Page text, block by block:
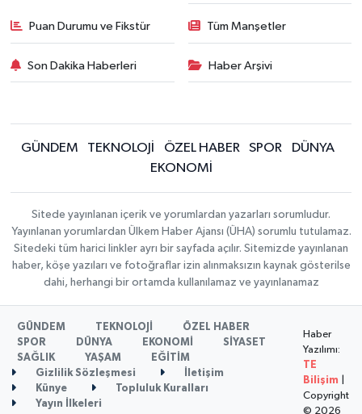
Puan Durumu ve Fikstür Tüm Manşetler
Son Dakika Haberleri Haber Arşivi
GÜNDEM TEKNOLOJİ ÖZEL HABER SPOR
DÜNYA
EKONOMİ
Sitede yayınlanan içerik ve yorumlardan yazarları sorumludur.
Yayınlanan yorumlardan Ülkem Haber Ajansı (ÜHA) sorumlu tutulamaz.
Sitedeki tüm harici linkler ayrı bir sayfada açılır. Sitemizde yayınlanan
haber, köşe yazıları ve fotoğraflar izin alınmaksızın kaynak gösterilse
dahi, herhangi bir ortamda kullanılamaz ve yayınlanamaz
GÜNDEM TEKNOLOJİ
ÖZEL HABER
SPOR
DÜNYA EKONOMİ
SİYASET
SAĞLIK
YAŞAM
EĞİTİM
Gizlilik Sözleşmesi
İletişim
Künye
Topluluk Kuralları
Yayın İlkeleri
Haber
Yazılımı:
TE
Bilişim
Copyright
© 2026